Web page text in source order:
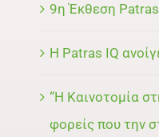
9η Έκθεση
Η Patras IQ
“Η Καινοτομία
φορείς που την